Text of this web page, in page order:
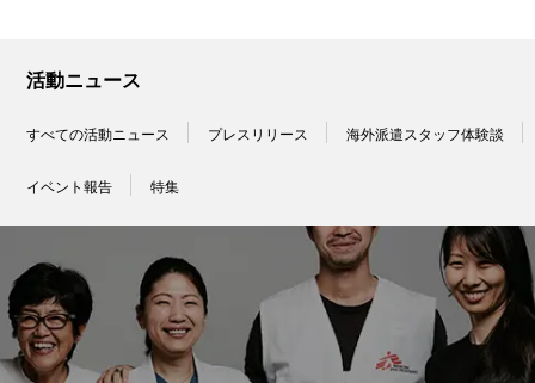
活動ニュース
すべての活動ニュース プレスリリース 海外派遣スタッフ体験談
イベント報告 特集